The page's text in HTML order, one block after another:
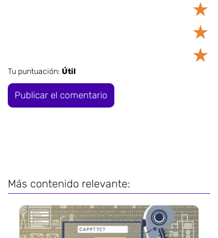
★
★
★
Tu puntuación: Útil
Más contenido relevante: